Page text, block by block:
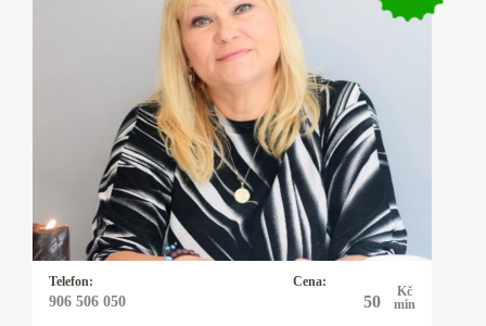
Telefon:
906 506 050
Cena:
50
Kč
min
Kartářka Mina
Výkladem z karet se zabývám 20let a vykládám
karty Osho Zen Tarot. Tyto karty nevěští, ale
pojmenovávají pravdu přítomného okamžiku a
pouze nabízejí možnosti řešení daného
problému. Tím ponechávají člověku
svobodnou vůli, jak vše řešit. Občas používám
kyvadlo které vyrobila moje dcera.